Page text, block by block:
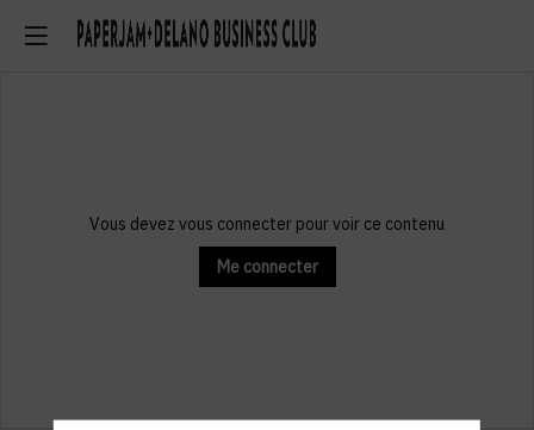
Vous devez vous connecter pour voir ce contenu
Me connecter